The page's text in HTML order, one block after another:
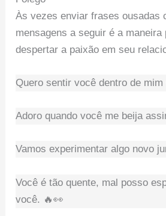
Às vezes enviar frases ousadas
mensagens a seguir é a maneira
despertar a paixão em seu
Quero sentir você dentro de mim
Adoro quando você me beija
Vamos experimentar algo novo
Você é tão quente, mal posso
você. 🔥👀